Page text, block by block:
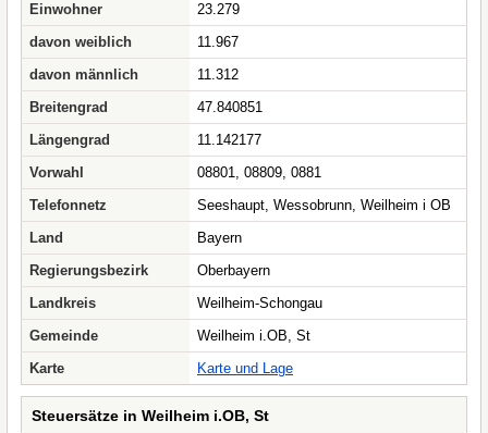
Einwohner
23.279
davon weiblich
11.967
davon männlich
11.312
Breitengrad
47.840851
Längengrad
11.142177
Vorwahl
08801, 08809, 0881
Telefonnetz
Seeshaupt, Wessobrunn, Weilheim i OB
Land
Bayern
Regierungsbezirk
Oberbayern
Landkreis
Weilheim-Schongau
Gemeinde
Weilheim i.OB, St
Karte
Karte und Lage
Steuersätze in Weilheim i.OB, St